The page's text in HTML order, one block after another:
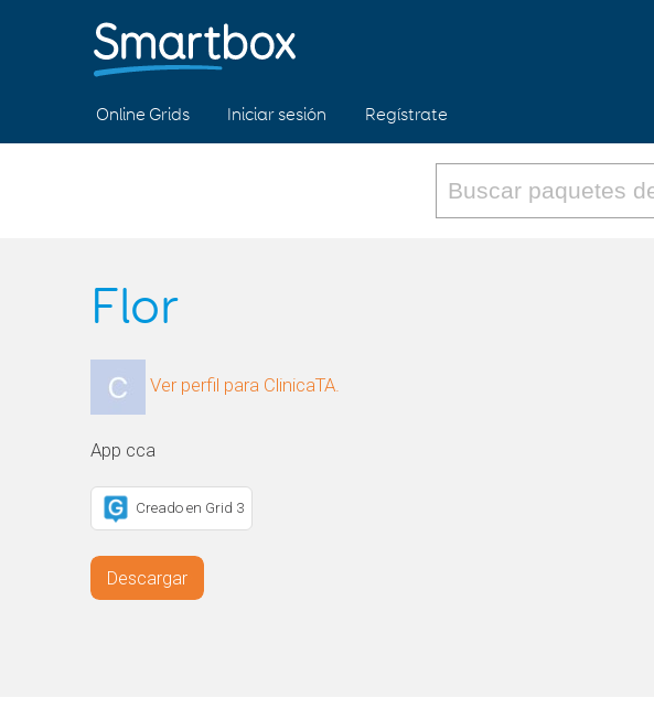
Online Grids Iniciar sesión Regístrate
Flor
Ver perfil para ClinicaTA.
App cca
Creado en Grid 3
Descargar